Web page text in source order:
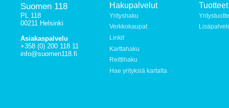
Suomen 118
PL 118
00211 Helsinki
Asiakaspalvelu
+358 (0) 200 118 11
info@suomen118.fi
Hakupalvelut
Yrityshaku
Verkkokaupat
Linkit
Karttahaku
Reittihaku
Hae yrityksiä kartalta